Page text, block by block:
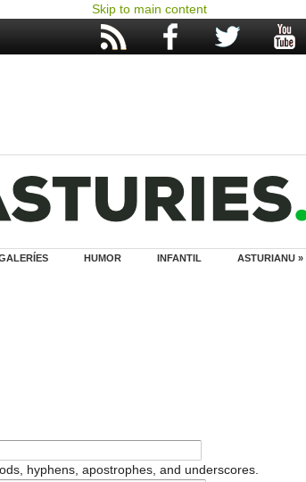
Skip to main content
HUMOR INFANTIL ASTURIANU »
hyphens, apostrophes, and underscores.